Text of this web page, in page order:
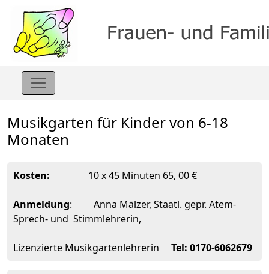
Musikgarten für Kinder von 6-18
Monaten
Kosten: 10 x 45 Minuten 65, 00 €
Anmeldung: Anna Mälzer, Staatl. gepr. Atem-
Sprech- und Stimmlehrerin,
Lizenzierte Musikgartenlehrerin Tel: 0170-6062679